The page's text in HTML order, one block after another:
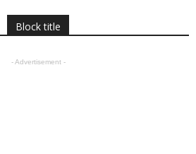
Block title
- Advertisement -